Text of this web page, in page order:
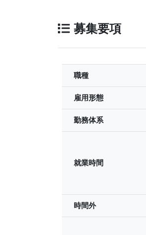
募集要項
職種
雇用形態
勤務体系
就業時間
時間外